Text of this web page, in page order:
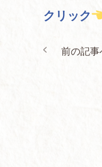
クリック
前の記事